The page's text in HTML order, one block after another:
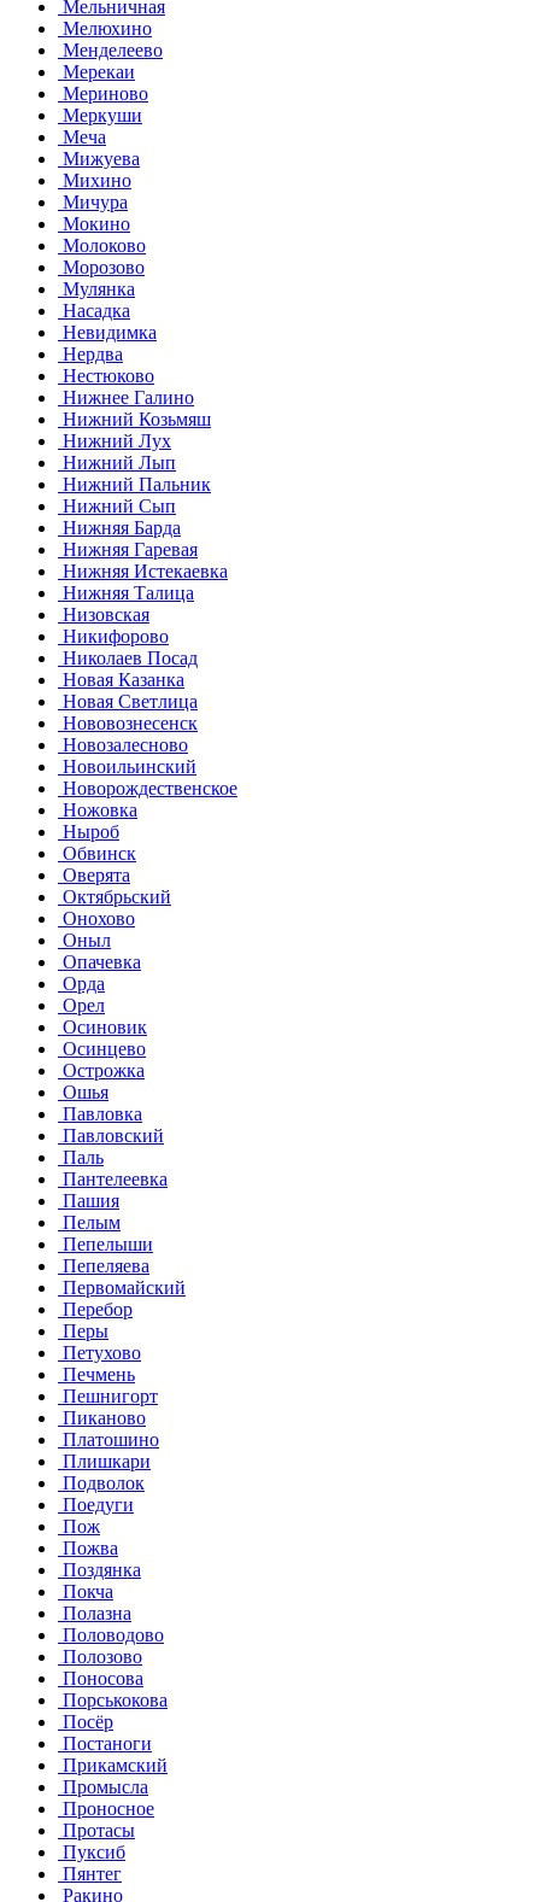
Мельничная
Мелюхино
Менделеево
Мерекаи
Мериново
Меркуши
Меча
Мижуева
Михино
Мичура
Мокино
Молоково
Морозово
Мулянка
Насадка
Невидимка
Нердва
Нестюково
Нижнее Галино
Нижний Козьмяш
Нижний Лух
Нижний Лып
Нижний Пальник
Нижний Сып
Нижняя Барда
Нижняя Гаревая
Нижняя Истекаевка
Нижняя Талица
Низовская
Никифорово
Николаев Посад
Новая Казанка
Новая Светлица
Нововознесенск
Новозалесново
Новоильинский
Новорождественское
Ножовка
Ныроб
Обвинск
Оверята
Октябрьский
Онохово
Оныл
Опачевка
Орда
Орел
Осиновик
Осинцево
Острожка
Ошья
Павловка
Павловский
Паль
Пантелеевка
Пашия
Пелым
Пепелыши
Пепеляева
Первомайский
Перебор
Перы
Петухово
Печмень
Пешнигорт
Пиканово
Платошино
Плишкари
Подволок
Поедуги
Пож
Пожва
Поздянка
Покча
Полазна
Половодово
Полозово
Поносова
Порськокова
Посёр
Постаноги
Прикамский
Промысла
Проносное
Протасы
Пуксиб
Пянтег
Ракино